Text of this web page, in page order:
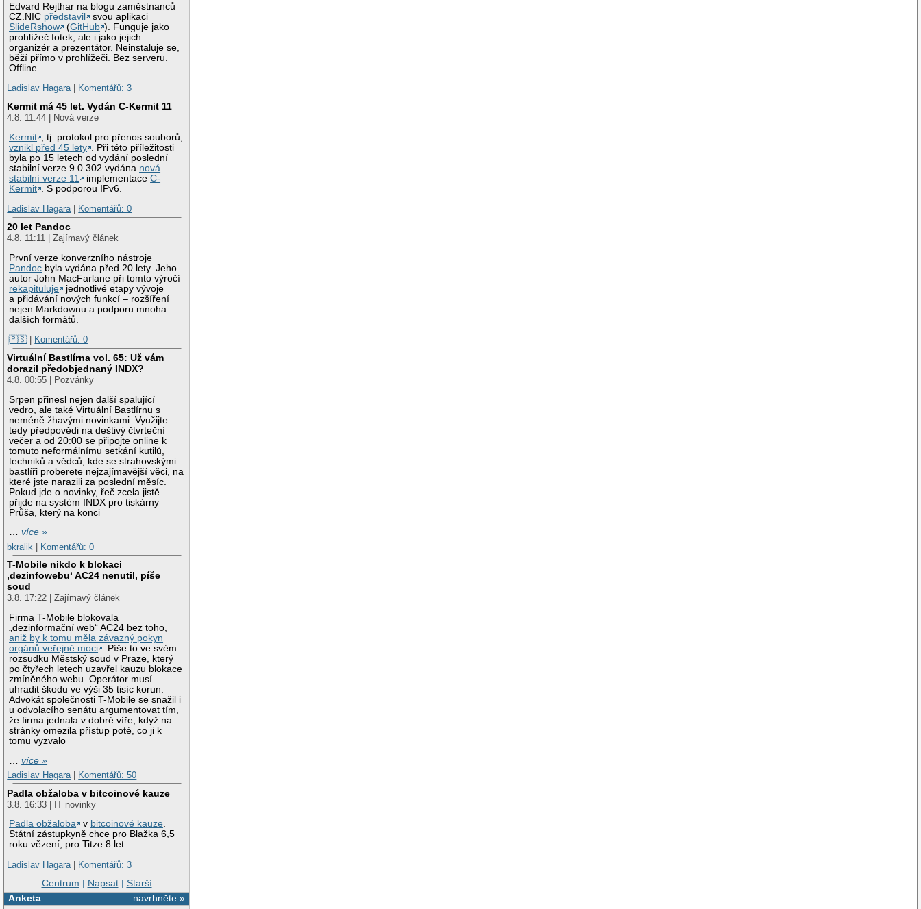
Edvard Rejthar na blogu zaměstnanců
CZ.NIC představil
svou aplikaci
SlideRshow
(GitHub ). Funguje jako
prohlížeč fotek, ale i jako jejich
organizér a prezentátor. Neinstaluje se,
běží přímo v prohlížeči. Bez serveru.
Offline.
Ladislav Hagara| Komentářů: 3
Kermit má 45 let. Vydán C-Kermit 11
4.8. 11:44 | Nová verze
Kermit
, tj. protokol pro přenos souborů,
vznikl před 45 lety
. Při této příležitosti
byla po 15 letech od vydání poslední
stabilní verze 9.0.302 vydána nová
stabilní verze 11
implementaceC-
Kermit
. S podporou IPv6.
Ladislav Hagara| Komentářů: 0
20 let Pandoc
4.8. 11:11 | Zajímavý článek
První verze konverzního nástroje
Pandoc byla vydána před 20 lety. Jeho
autor John MacFarlane při tomto výročí
rekapituluje
jednotlivé etapy vývoje
a přidávání nových funkcí – rozšíření
nejen Markdownu a podporu mnoha
dalších formátů.
|🇵🇸
Komentářů: 0
Virtuální Bastlírna vol. 65: Už vám
dorazil předobjednaný INDX?
4.8. 00:55 | Pozvánky
Srpen přinesl nejen další spalující
vedro, ale také Virtuální Bastlírnu s
neméně žhavými novinkami. Využijte
tedy předpovědi na deštivý čtvrteční
večer a od 20:00 se připojte online k
tomuto neformálnímu setkání kutilů,
techniků a vědců, kde se strahovskými
bastlíři proberete nejzajímavější věci, na
které jste narazili za poslední měsíc.
Pokud jde o novinky, řeč zcela jistě
přijde na systém INDX pro tiskárny
Průša, který na konci
…více »
bkralik | Komentářů: 0
T-Mobile nikdo k blokaci
‚dezinfowebu‘ AC24 nenutil, píše
soud
3.8. 17:22 | Zajímavý článek
Firma T-Mobile blokovala
„dezinformační web“ AC24 bez toho,
aniž by k tomu měla závazný pokyn
orgánů veřejné moci
. Píše to ve svém
rozsudku Městský soud v Praze, který
po čtyřech letech uzavřel kauzu blokace
zmíněného webu. Operátor musí
uhradit škodu ve výši 35 tisíc korun.
Advokát společnosti T-Mobile se snažil i
u odvolacího senátu argumentovat tím,
že firma jednala v dobré víře, když na
stránky omezila přístup poté, co ji k
tomu vyzvalo
…více »
Ladislav Hagara| Komentářů: 50
Padla obžaloba v bitcoinové kauze
3.8. 16:33 | IT novinky
Padla obžaloba
v bitcoinové kauze.
Státní zástupkyně chce pro Blažka 6,5
roku vězení, pro Titze 8 let.
Ladislav Hagara| Komentářů: 3
Centrum | Napsat| Starší
navrhněte »
Anketa